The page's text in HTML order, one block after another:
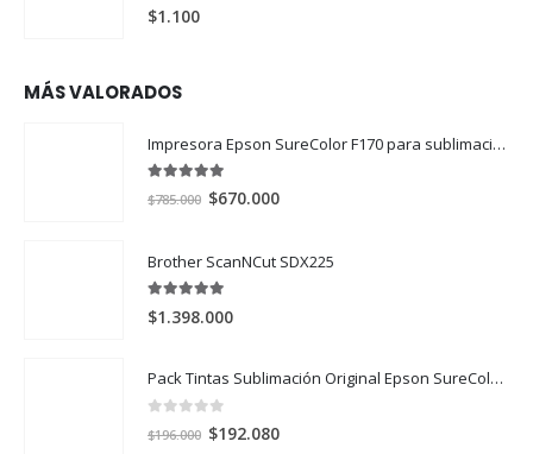
0
$1.100
MÁS VALORADOS
Impresora Epson SureColor F170 para sublimación
out of 5
$785.000 El
era:
$785.000.
$670.000El
es:
Brother ScanNCut SDX225
5.00
$1.398.000
Pack Tintas Sublimación Original Epson SureColor F170 y F570 X 4 Colores
out of 5
$196.000 El
$192.080El